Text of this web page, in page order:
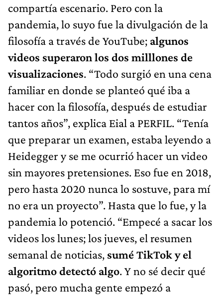
compartía escenario. Pero con la
pandemia, lo suyo fue la divulgación de la
filosofía a través de YouTube; algunos
videos superaron los dos milllones de
visualizaciones. “Todo surgió en una cena
familiar en donde se planteó qué iba a
hacer con la filosofía, después de estudiar
tantos años”, explica Eial a PERFIL. “Tenía
que preparar un examen, estaba leyendo a
Heidegger y se me ocurrió hacer un video
sin mayores pretensiones. Eso fue en 2018,
pero hasta 2020 nunca lo sostuve, para mí
no era un proyecto”. Hasta que lo fue, y la
pandemia lo potenció. “Empecé a sacar los
videos los lunes; los jueves, el resumen
semanal de noticias, sumé TikTok y el
algoritmo detectó algo. Y no sé decir qué
pasó, pero mucha gente empezó a